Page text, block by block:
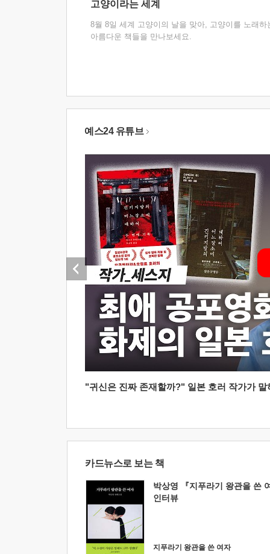
고양이라는 세계
8월 8일 세계 고양이의 날을 맞아, 고양이를 노래하
아름다운 책들을 만나보세요.
예스24 유튜브
"귀신은 진짜 존재할까?" 일본 호러 작가가
카드뉴스로 보는 책
박상영 『지푸라기 왕관을 쓴
인터뷰
지푸라기 왕관을 쓴 여자